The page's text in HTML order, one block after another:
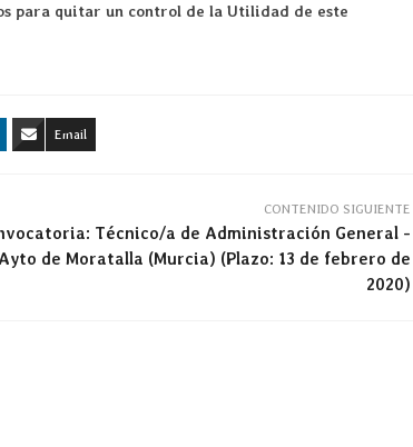
para quitar un control de la Utilidad de este
Email
CONTENIDO SIGUIENTE
Técnico/a de Administración General -
Ayto de Moratalla (Murcia) (Plazo: 13 de febrero de
2020)